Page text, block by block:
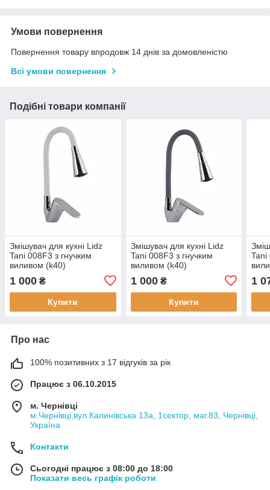
Умови повернення
Повернення товару впродовж 14 днів за домовленістю
Всі умови повернення
Подібні товари компанії
Змішувач для кухні Lidz
Tani 008F3 з гнучким
виливом (k40)
LDTAN008F3WCR37037
White / Chrome
1 000 ₴
Купити
Змішувач для кухні Lidz
Tani 008F3 з гнучким
виливом (k40)
LDTAN008F3GCR39507
Grey / Chrome
1 000₴
Купити
Tani
1
Про нас
100% позитивних з 17 відгуків за рік
Працює з 06.10.2015
м. Чернівці
м.Чернівці,вул.Калинівська 13а, 1сектор, маг.83, Чернівці,
Україна
Контакти
Сьогодні працює з 08:00 до 18:00
Показати весь графік роботи